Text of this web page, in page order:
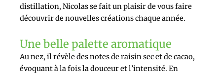
distillation, Nicolas se fait un plaisir de vous faire
découvrir de nouvelles créations chaque année.
Une belle palette aromatique
Au nez, il révèle des notes de raisin sec et de cacao,
évoquant à la fois la douceur et l’intensité. En